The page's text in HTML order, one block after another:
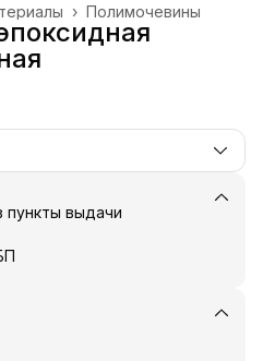
Полимочевины
›
пункты выдачи